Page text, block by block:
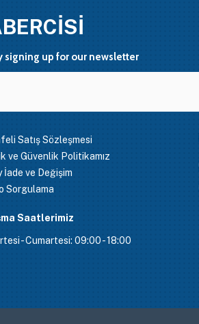
signing up for our newsletter
Satış Sözleşmesi
ve Güvenlik Politikamız
İade ve Değişim
Sorgulama
Saatlerimiz
- Cumartesi: 09:00 - 18:00